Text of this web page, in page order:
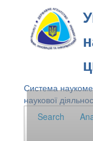
Система
наукової
Search